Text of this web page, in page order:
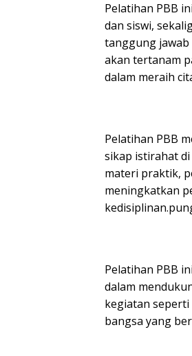
Pelatihan PBB
dan siswi,
tanggung jawab
akan tertanam
dalam meraih
Pelatihan PBB
sikap istirahat
materi praktik,
meningkatkan
Pelatihan PBB
dalam
kegiatan
bangsa yang